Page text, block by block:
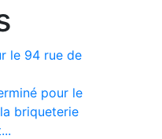
le 94 rue de
pour le
briqueterie